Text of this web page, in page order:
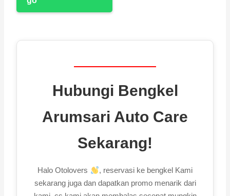
Hubungi Bengkel
Arumsari Auto Care
Sekarang!
Halo Otolovers
, reservasi ke bengkel Kami
sekarang juga dan dapatkan promo menarik dari